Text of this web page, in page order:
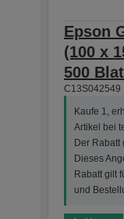
Epson
(100 x
500
C13S042549
Kaufe 1,
Artikel bei
Der Rabatt
Dieses
Rabatt gilt
und